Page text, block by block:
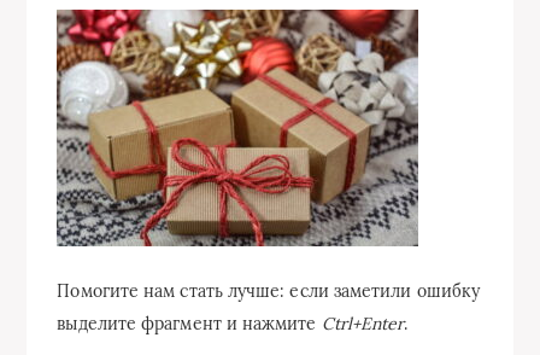
Помогите нам стать лучше: если заметили ошибку
выделите фрагмент и нажмите Ctrl+Enter.